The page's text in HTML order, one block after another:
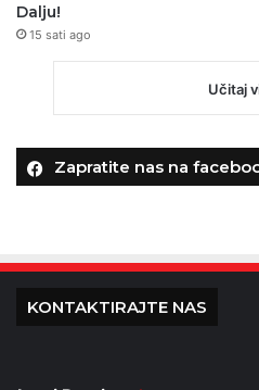
Dalju!
15 sati ago
Učitaj
Zapratite nas na
KONTAKTIRAJTE NAS